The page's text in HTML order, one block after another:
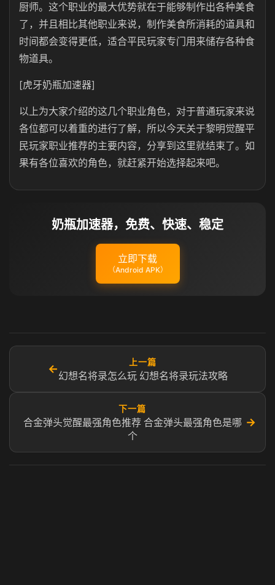
厨师。这个职业的最大优势就在于能够制作出各种美食
了，并且相比其他职业来说，制作美食所消耗的道具和
时间都会变得更低，适合平民玩家专门用来储存各种食
物道具。
[虎牙奶瓶加速器]
以上为大家介绍的这几个职业角色，对于普通玩家来说
各位都可以着重的进行了解，所以今天关于黎明觉醒平
民玩家职业推荐的主要内容，分享到这里就结束了。如
果有各位喜欢的角色，就赶紧开始选择起来吧。
奶瓶加速器，免费、快速、稳定
立即下载
（Android APK）
←
上一篇
幻想名将录怎么玩 幻想名将录玩法攻略
下一篇
合金弹头觉醒最强角色推荐 合金弹头最强角色是哪
个
→